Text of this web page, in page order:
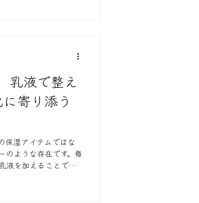
乳液で整え
寄り添う
保湿アイテムではな
のような存在です。毎
を加えることで、肌